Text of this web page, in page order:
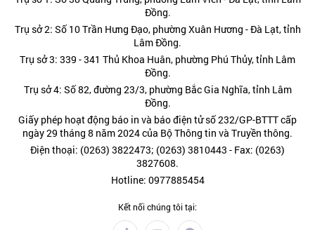
Đồng.
Trụ sở 2: Số 10 Trần Hưng Đạo, phường Xuân Hương - Đà Lạt, tỉnh
Lâm Đồng.
Trụ sở 3: 339 - 341 Thủ Khoa Huân, phường Phú Thủy, tỉnh Lâm
Đồng.
Trụ sở 4: Số 82, đường 23/3, phường Bắc Gia Nghĩa, tỉnh Lâm
Đồng.
Giấy phép hoạt động báo in và báo điện tử số 232/GP-BTTT cấp
ngày 29 tháng 8 năm 2024 của Bộ Thông tin và Truyền thông.
Điện thoại: (0263) 3822473; (0263) 3810443 - Fax: (0263)
3827608.
Hotline: 0977885454
Kết nối chúng tôi tại: